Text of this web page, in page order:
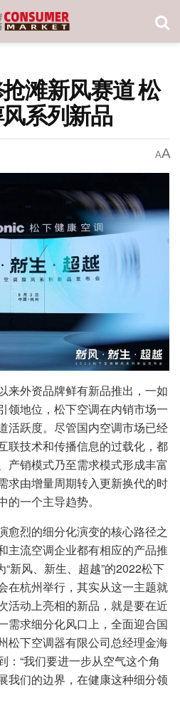
滩新风赛道 松
系列新品
AA
来外资品牌鲜有新品推出，一如
领地位，松下空调在内销市场一
活跃度。尽管国内空调市场已经
联技术和传播信息的过载化，都
产销模式乃至需求模式形成丰富
求由增量周期转入更新换代的时
一个主导趋势。
愈烈的细分化演变的核心路径之
主流空调企业都有相应的产品推
新风、新生、超越”的2022松下
在杭州举行，其实从这一主题就
活动上亮相的新品，就是要在近
需求细分化风口上，全面迎合国
松下空调器有限公司总经理金海
：“我们要进一步从空气这个角
我们的边界，在健康这种细分领